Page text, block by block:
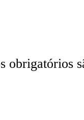
obrigatórios